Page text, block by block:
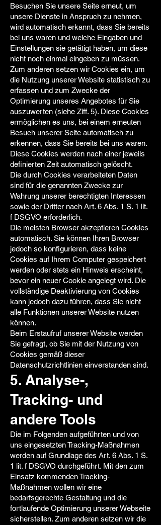
Besuchen Sie unsere Seite erneut, um
unsere Dienste in Anspruch zu nehmen,
wird automatisch erkannt, dass Sie bereits
bei uns waren und welche Eingaben und
Einstellungen sie getätigt haben, um diese
nicht noch einmal eingeben zu müssen.
Zum anderen setzen wir Cookies ein, um
die Nutzung unserer Website statistisch zu
erfassen und zum Zwecke der
Optimierung unseres Angebotes für Sie
auszuwerten (siehe Ziff. 5). Diese Cookies
ermöglichen es uns, bei einem erneuten
Besuch unserer Seite automatisch zu
erkennen, dass Sie bereits bei uns waren.
Diese Cookies werden nach einer jeweils
definierten Zeit automatisch gelöscht.
Die durch Cookies verarbeiteten Daten
sind für die genannten Zwecke zur
Wahrung unserer berechtigten Interessen
sowie der Dritter nach Art. 6 Abs. 1 S. 1 lit.
f DSGVO erforderlich.
Die meisten Browser akzeptieren Cookies
automatisch. Sie können Ihren Browser
jedoch so konfigurieren, dass keine
Cookies auf Ihrem Computer gespeichert
werden oder stets ein Hinweis erscheint,
bevor ein neuer Cookie angelegt wird. Die
vollständige Deaktivierung von Cookies
kann jedoch dazu führen, dass Sie nicht
alle Funktionen unserer Website nutzen
können.
Beim Erstaufruf unserer Website werden
Sie gefragt, ob Sie mit der Nutzung von
Cookies gemäß dieser
Datenschutzrichtlinien einverstanden sind.
5. Analyse-,
Tracking- und
andere Tools
Die im Folgenden aufgeführten und von
uns eingesetzten Tracking-Maßnahmen
werden auf Grundlage des Art. 6 Abs. 1 S.
1 lit. f DSGVO durchgeführt. Mit den zum
Einsatz kommenden Tracking-
Maßnahmen wollen wir eine
bedarfsgerechte Gestaltung und die
fortlaufende Optimierung unserer Webseite
sicherstellen. Zum anderen setzen wir die